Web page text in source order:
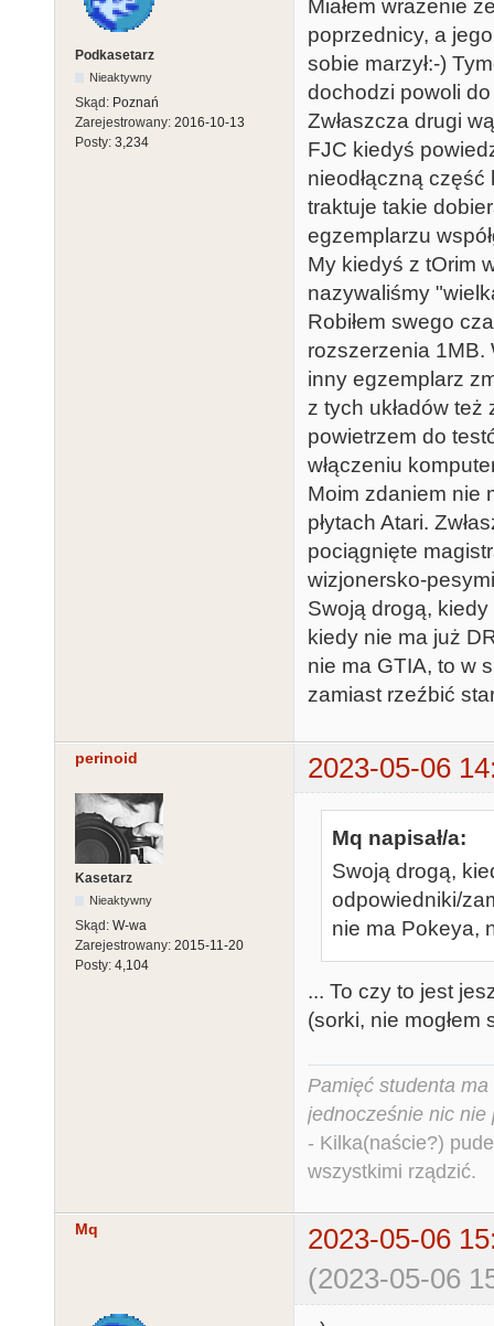
Podkasetarz
Nieaktywny
Skąd: Poznań
Zarejestrowany: 2016-10-13
Posty: 3,234
Miałem wrażenie
poprzednicy, a
sobie marzył:-)
dochodzi powoli
Zwłaszcza drugi
FJC kiedyś
nieodłączną
traktuje takie
egzemplarzu
My kiedyś z tOrim
nazywaliśmy
Robiłem swego
rozszerzenia 1MB.
inny egzemplarz
z tych układów też
powietrzem do
włączeniu
Moim zdaniem nie
płytach Atari.
pociągnięte
wizjonersko-
Swoją drogą, kiedy
kiedy nie ma już
nie ma GTIA, to w
zamiast rzeźbić
perinoid 2023-05-06
Kasetarz
Nieaktywny
Skąd: W-wa
Zarejestrowany: 2015-11-20
Posty: 4,104
Mq napisał/a:
Swoją drogą,
odpowiedniki/
nie ma Pokeya,
... To czy to jest
(sorki, nie mogłem
Pamięć studenta
jednocześnie nic nie
- Kilka(naście?)
wszystkimi rządzić.
Mq
2023-05-06
(2023-05-06